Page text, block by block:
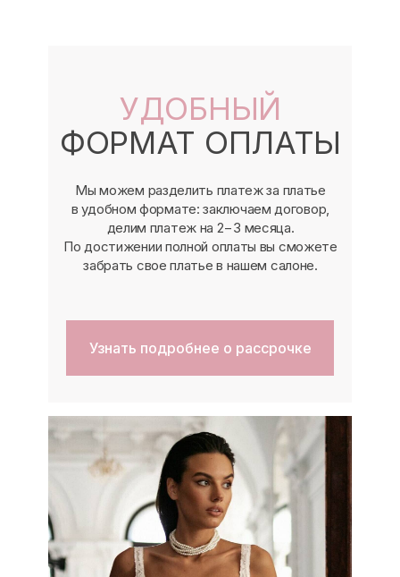
Мы можем разделить платеж за платье
в удобном формате: заключаем договор,
делим платеж на 2−3 месяца.
По достижении полной оплаты вы сможете
забрать свое платье в нашем салоне.
УДОБНЫЙ
ФОРМАТ ОПЛАТЫ
Узнать подробнее о рассрочке